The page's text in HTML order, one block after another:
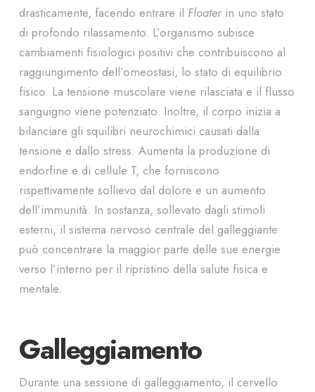
drasticamente, facendo entrare il Floaterin uno stato
di profondo rilassamento. L’organismo subisce
cambiamenti fisiologici positivi che contribuiscono al
raggiungimento dell’omeostasi, lo stato di equilibrio
fisico. La tensione muscolare viene rilasciata e il flusso
sanguigno viene potenziato. Inoltre, il corpo inizia a
bilanciare gli squilibri neurochimici causati dalla
tensione e dallo stress. Aumenta la produzione di
endorfine e di cellule T, che forniscono
rispettivamente sollievo dal dolore e un aumento
dell’immunità. In sostanza, sollevato dagli stimoli
esterni, il sistema nervoso centrale del galleggiante
può concentrare la maggior parte delle sue energie
verso l’interno per il ripristino della salute fisica e
mentale.
Galleggiamento
Durante una sessione di galleggiamento, il cervello